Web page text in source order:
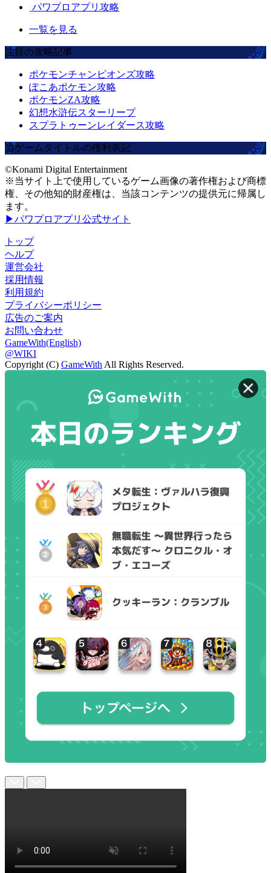
パワプロアプリ攻略
一覧を見る
注目の攻略記事
ポケモンチャンピオンズ攻略
ぽこあポケモン攻略
ポケモンZA攻略
幻想水滸伝スターリープ
スプラトゥーンレイダース攻略
当ゲームタイトルの権利表記
©Konami Digital Entertainment
※当サイト上で使用しているゲーム画像の著作権および商標
権、その他知的財産権は、当該コンテンツの提供元に帰属し
ます。
▶パワプロアプリ公式サイト
トップ
ヘルプ
運営会社
採用情報
利用規約
プライバシーポリシー
広告のご案内
お問い合わせ
GameWith(English)
@WIKI
Copyright (C) GameWith All Rights Reserved.